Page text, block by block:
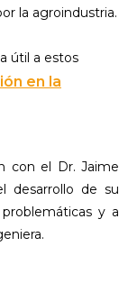
la agroindustria.
útil a estos
en la
con el Dr. Jaime
desarrollo de su
y a